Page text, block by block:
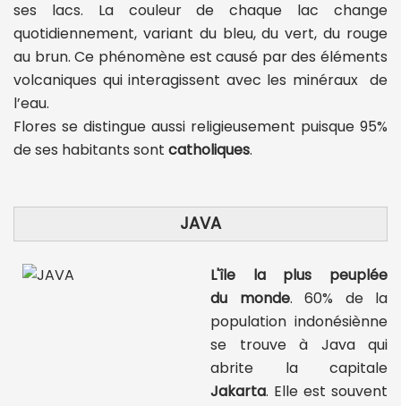
ses lacs. La couleur de chaque lac change
quotidiennement, variant du bleu, du vert, du rouge
au brun. Ce phénomène est causé par des éléments
volcaniques qui interagissent avec les minéraux de
l’eau.
Flores se distingue aussi religieusement puisque 95%
de ses habitants sont catholiques.
JAVA
L'île la plus peuplée
du monde. 60% de la
population indonésiènne
se trouve à Java qui
abrite la capitale
Jakarta. Elle est souvent